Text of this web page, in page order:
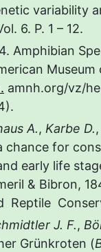
variability
6. P. 1 – 12.
Amphibian
amnh.org/vz/
A., Karbe D.
chance for
early life
& Bibron,
Reptile
J. F.,
Grünkroten (